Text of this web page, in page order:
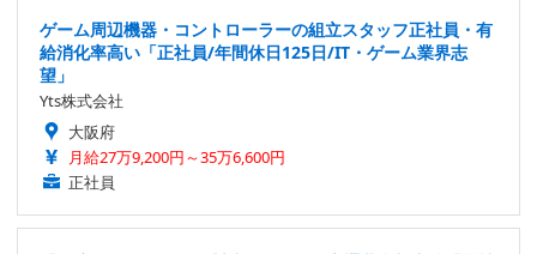
ゲーム周辺機器・コントローラーの組立スタッフ正社員・有
給消化率高い「正社員/年間休日125日/IT・ゲーム業界志
望」
Yts株式会社
大阪府
月給27万9,200円～35万6,600円
正社員